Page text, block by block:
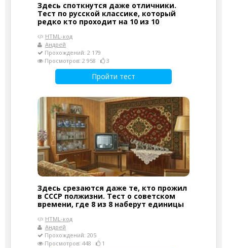
Здесь споткнутся даже отличники.
Тест по русской классике, который
редко кто проходит на 10 из 10
HTML-код
Андрей
Прохождений: 2 179
Просмотров: 2 958
3
Пройти тест
Здесь срезаются даже те, кто прожил
в СССР полжизни. Тест о советском
времени, где 8 из 8 наберут единицы
HTML-код
Андрей
Прохождений: 205
Просмотров: 448
1